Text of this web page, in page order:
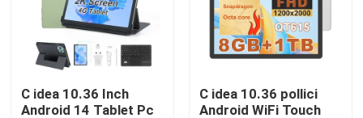
PC della compressa di Android
Smart Tablet PC
C idea 10.36 Inch
Android 14 Tablet Pc
C idea 10.36 pollici
Android WiFi Touch